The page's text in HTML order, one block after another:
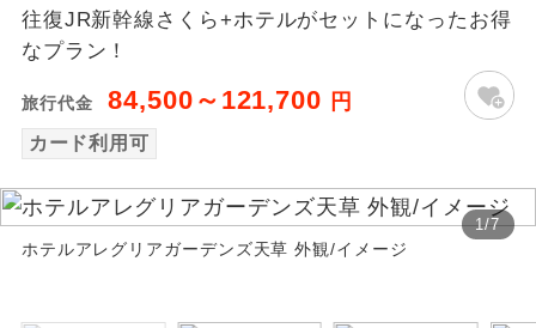
往復JR新幹線さくら+ホテルがセットになったお得
なプラン！
旅行代金 84,500～121,700 円
カード利用可
1/7
ホテルアレグリアガーデンズ天草 外観/イメージ
バスガイド乗
新コース
世界遺産
ユネスコに登録されている文化遺産や自
然遺産を訪ねるコースです。